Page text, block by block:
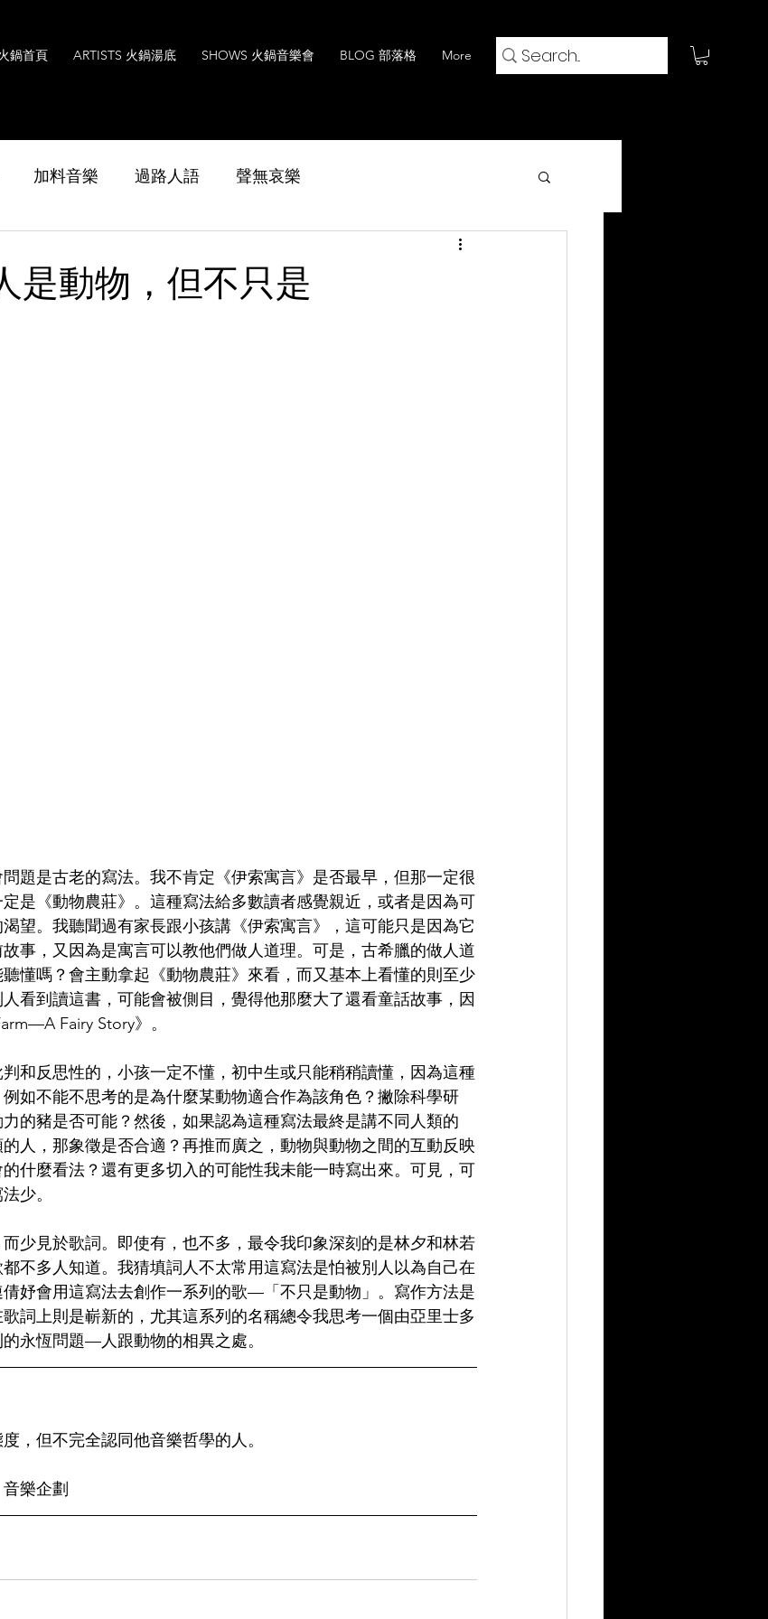
鍋首頁 ARTISTS 火鍋湯底 SHOWS 火鍋音樂會 BLOG 部落格 More
加料音樂 過路人語 聲無哀樂
是動物，但不只是
題是古老的寫法。我不肯定《伊索寓言》是否最早，但那一定很
是《動物農莊》。這種寫法給多數讀者感覺親近，或者是因為可
望。我聽聞過有家長跟小孩講《伊索寓言》，這可能只是因為它
事，又因為是寓言可以教他們做人道理。可是，古希臘的做人道
懂嗎？會主動拿起《動物農莊》來看，而又基本上看懂的則至少
看到讀這書，可能會被側目，覺得他那麼大了還看童話故事，因
Fairy Story》。
和反思性的，小孩一定不懂，初中生或只能稍稍讀懂，因為這種
如不能不思考的是為什麼某動物適合作為該角色？撇除科學研
的豬是否可能？然後，如果認為這種寫法最終是講不同人類的
人，那象徵是否合適？再推而廣之，動物與動物之間的互動反映
什麼看法？還有更多切入的可能性我未能一時寫出來。可見，可
少。
少見於歌詞。即使有，也不多，最令我印象深刻的是林夕和林若
不多人知道。我猜填詞人不太常用這寫法是怕被別人以為自己在
妤會用這寫法去創作一系列的歌—「不只是動物」。寫作方法是
詞上則是嶄新的，尤其這系列的名稱總令我思考一個由亞里士多
永恆問題—人跟動物的相異之處。
，但不完全認同他音樂哲學的人。
樂企劃